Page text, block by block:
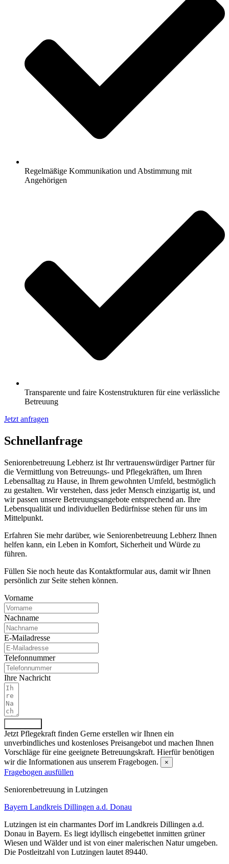
Regelmäßige Kommunikation und Abstimmung mit
Angehörigen
Transparente und faire Kostenstrukturen für eine verlässliche
Betreuung
Jetzt anfragen
Schnell­anfrage
Seniorenbetreuung Lebherz ist Ihr vertrauenswürdiger Partner für
die Vermittlung von Betreuungs- und Pflegekräften, um Ihren
Lebensalltag zu Hause, in Ihrem gewohnten Umfeld, bestmöglich
zu gestalten. Wir verstehen, dass jeder Mensch einzigartig ist, und
wir passen unsere Betreuungsangebote entsprechend an. Ihre
Lebensqualität und individuellen Bedürfnisse stehen für uns im
Mittelpunkt.
Erfahren Sie mehr darüber, wie Seniorenbetreuung Lebherz Ihnen
helfen kann, ein Leben in Komfort, Sicherheit und Würde zu
führen.
Füllen Sie noch heute das Kontaktformular aus, damit wir Ihnen
persönlich zur Seite stehen können.
Vorname
Nachname
E-Mailadresse
Telefonnummer
Ihre Nachricht
Jetzt Pflegekraft finden Gerne erstellen wir Ihnen ein
unverbindliches und kostenloses Preisangebot und machen Ihnen
Vorschläge für eine geeignete Betreuungskraft. Hierfür benötigen
wir die Informationen aus unserem Fragebogen.
×
Fragebogen ausfüllen
Senioren­betreuung in Lutzingen
Bayern Landkreis Dillingen a.d. Donau
Lutzingen ist ein charmantes Dorf im Landkreis Dillingen a.d.
Donau in Bayern. Es liegt idyllisch eingebettet inmitten grüner
Wiesen und Wälder und ist von einer malerischen Natur umgeben.
Die Postleitzahl von Lutzingen lautet 89440.